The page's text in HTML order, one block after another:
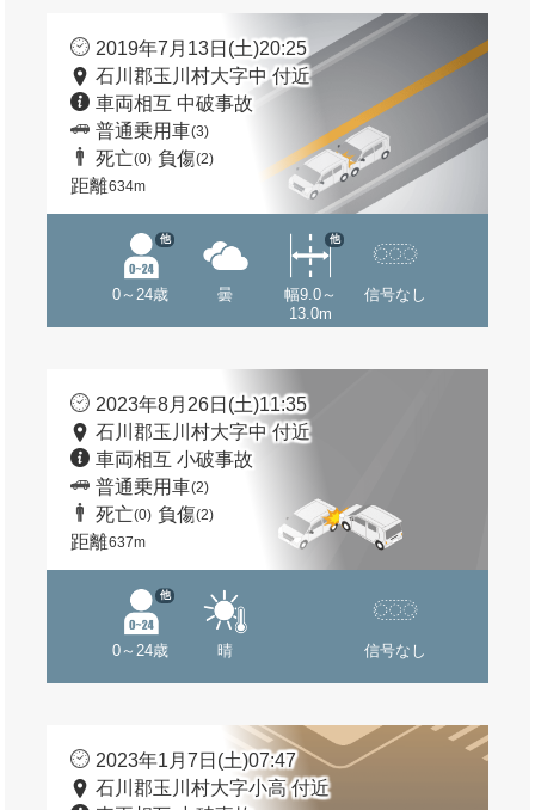
2019年7月13日(土)20:25
石川郡玉川村大字中 付近
車両相互 中破事故
普通乗用車(3)
死亡(0) 負傷(2)
距離634m
0～24歳
他
曇
幅9.0～
13.0m
他
信号なし
2023年8月26日(土)11:35
石川郡玉川村大字中 付近
車両相互 小破事故
普通乗用車(2)
死亡(0) 負傷(2)
距離637m
0～24歳
他
晴 信号なし
2023年1月7日(土)07:47
石川郡玉川村大字小高 付近